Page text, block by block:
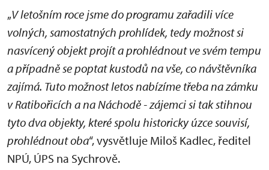
„V letošním roce jsme do programu zařadili více
volných, samostatných prohlídek, tedy možnost si
nasvícený objekt projít a prohlédnout ve svém tempu
a případně se poptat kustodů na vše, co návštěvníka
zajímá. Tuto možnost letos nabízíme třeba na zámku
v Ratibořicích a na Náchodě - zájemci si tak stihnou
tyto dva objekty, které spolu historicky úzce souvisí,
prohlédnout oba“, vysvětluje Miloš Kadlec, ředitel
NPÚ, ÚPS na Sychrově.